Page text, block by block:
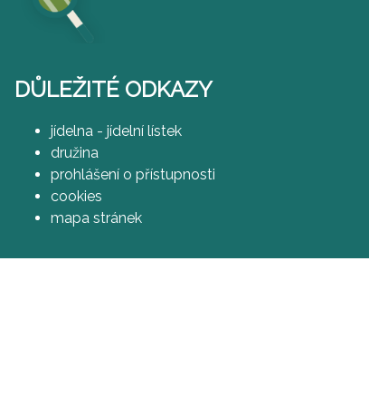
DŮLEŽITÉ ODKAZY
jídelna - jídelní lístek
družina
prohlášení o přístupnosti
cookies
mapa stránek